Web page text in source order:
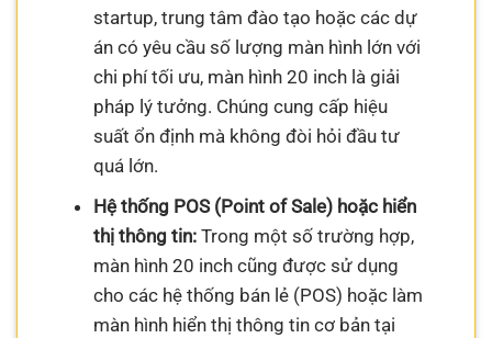
startup, trung tâm đào tạo hoặc các dự
án có yêu cầu số lượng màn hình lớn với
chi phí tối ưu, màn hình 20 inch là giải
pháp lý tưởng. Chúng cung cấp hiệu
suất ổn định mà không đòi hỏi đầu tư
quá lớn.
Hệ thống POS (Point of Sale) hoặc hiển
thị thông tin:Trong một số trường hợp,
màn hình 20 inch cũng được sử dụng
cho các hệ thống bán lẻ (POS) hoặc làm
màn hình hiển thị thông tin cơ bản tại